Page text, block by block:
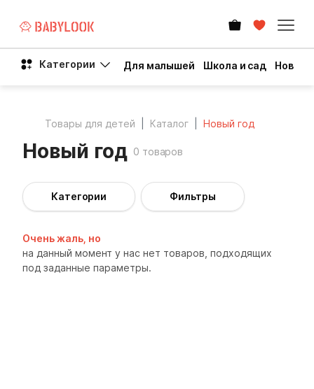
Категории Для малышей Школа и сад Новый
Товары для детей Каталог Новый год
Новый год 0 товаров
Категории Фильтры
Очень жаль, но
на данный момент у нас нет товаров, подходящих
под заданные параметры.